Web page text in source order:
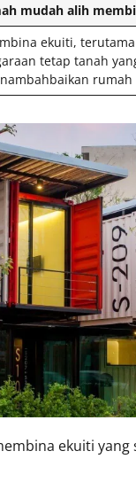
mudah alih
ekuiti,
tetap tanah
ekuiti yang